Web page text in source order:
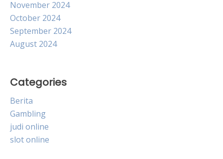
November 2024
October 2024
September 2024
August 2024
Categories
Berita
Gambling
judi online
slot online